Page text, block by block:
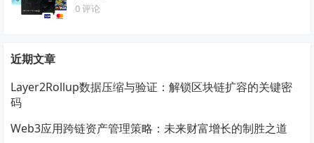
0 评论
近期文章
Layer2Rollup数据压缩与验证：解锁区块链扩容的关键密
码
Web3应用跨链资产管理策略：未来财富增长的制胜之道